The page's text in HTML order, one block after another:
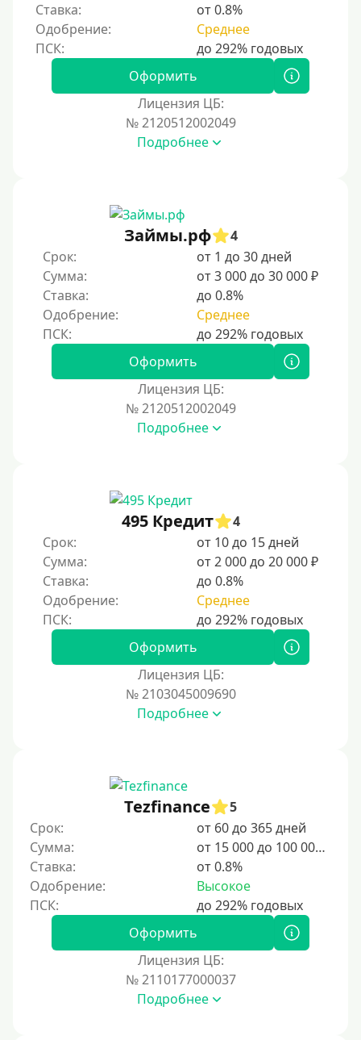
Ставка:
от 0.8%
Одобрение:
Среднее
Оформить
Лицензия ЦБ:
№ 2120512002049
Подробнее
Займы.рф
4
Срок:
от 1 до 30 дней
Сумма:
от 3 000 до 30 000 ₽
Ставка:
до 0.8%
Одобрение:
Среднее
Оформить
Лицензия ЦБ:
№ 2120512002049
Подробнее
495 Кредит
4
Срок:
от 10 до 15 дней
Сумма:
от 2 000 до 20 000 ₽
Ставка:
до 0.8%
Одобрение:
Среднее
Оформить
Лицензия ЦБ:
№ 2103045009690
Подробнее
Tezfinance
5
Срок:
от 60 до 365 дней
Сумма:
от 15 000 до 100 000 ₽
Ставка:
от 0.8%
Одобрение:
Высокое
Оформить
Лицензия ЦБ:
№ 2110177000037
Подробнее